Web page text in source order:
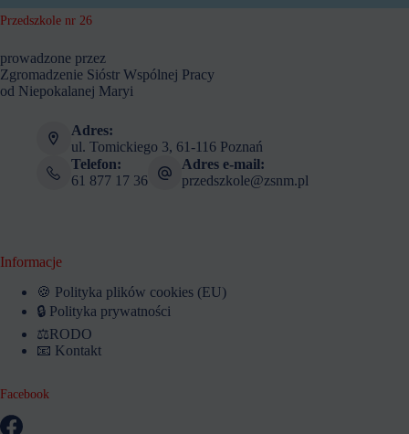
Przedszkole nr 26
prowadzone przez
Zgromadzenie Sióstr Wspólnej Pracy
od Niepokalanej Maryi
Adres:
ul. Tomickiego 3, 61-116 Poznań
Telefon:
61 877 17 36
Adres e-mail:
przedszkole@zsnm.pl
Informacje
🍪 Polityka plików cookies (EU)
🔒 Polityka prywatności
⚖️RODO
📧 Kontakt
Facebook